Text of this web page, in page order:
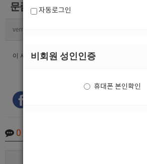
문좀..
vermouth13
이 사이트는 업주들만 광고 올리는 사이트인가요??
0
자동로그인
비회원 성인인증
휴대폰 본인확인